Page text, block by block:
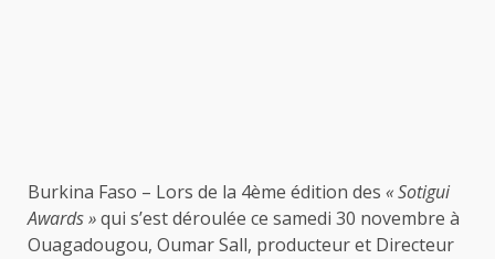
Burkina Faso – Lors de la 4ème édition des « Sotigui
Awards »qui s’est déroulée ce samedi 30 novembre à
Ouagadougou, Oumar Sall, producteur et Directeur